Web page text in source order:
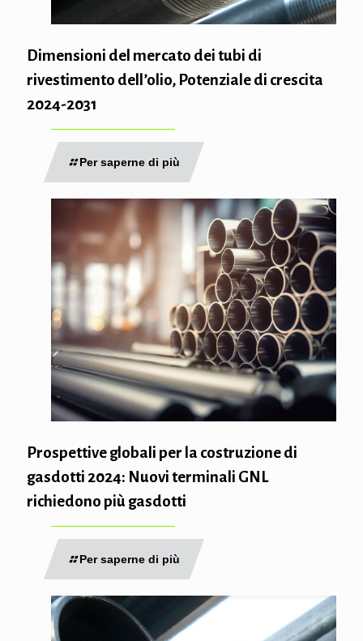
Dimensioni del mercato dei tubi di
rivestimento dell’olio, Potenziale di crescita
2024-2031
Per saperne di più
Prospettive globali per la costruzione di
gasdotti 2024: Nuovi terminali GNL
richiedono più gasdotti
Per saperne di più